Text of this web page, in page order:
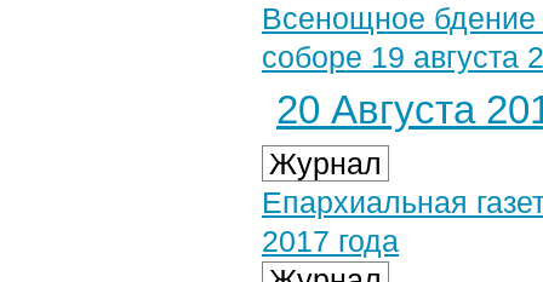
Всенощное
соборе 19 августа
20 Августа
Журнал
Епархиальная
2017 года